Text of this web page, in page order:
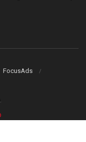
FocusAds
.